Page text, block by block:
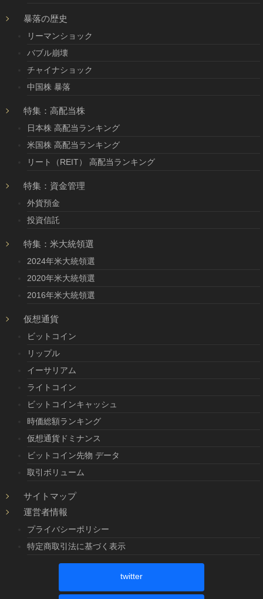
暴落の歴史
リーマンショック
バブル崩壊
チャイナショック
中国株 暴落
特集：高配当株
日本株 高配当ランキング
米国株 高配当ランキング
リート（REIT） 高配当ランキング
特集：資金管理
外貨預金
投資信託
特集：米大統領選
2024年米大統領選
2020年米大統領選
2016年米大統領選
仮想通貨
ビットコイン
リップル
イーサリアム
ライトコイン
ビットコインキャッシュ
時価総額ランキング
仮想通貨ドミナンス
ビットコイン先物 データ
取引ボリューム
サイトマップ
運営者情報
プライバシーポリシー
特定商取引法に基づく表示
twitter